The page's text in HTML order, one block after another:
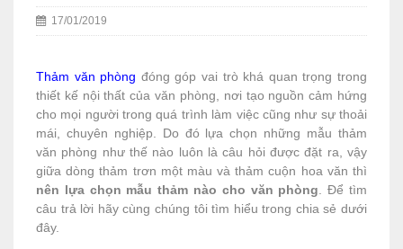
17/01/2019
Thảm văn phòng đóng góp vai trò khá quan trọng trong
thiết kế nội thất của văn phòng, nơi tạo nguồn cảm hứng
cho mọi người trong quá trình làm việc cũng như sự thoải
mái, chuyên nghiệp. Do đó lựa chọn những mẫu thảm
văn phòng như thế nào luôn là câu hỏi được đặt ra, vậy
giữa dòng thảm trơn một màu và thảm cuộn hoa văn thì
nên lựa chọn mẫu thảm nào cho văn phòng . Để tìm
câu trả lời hãy cùng chúng tôi tìm hiểu trong chia sẻ dưới
đây.